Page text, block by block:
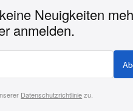
Neuigkeiten
anmelden.
Datenschutzrichtliniezu.